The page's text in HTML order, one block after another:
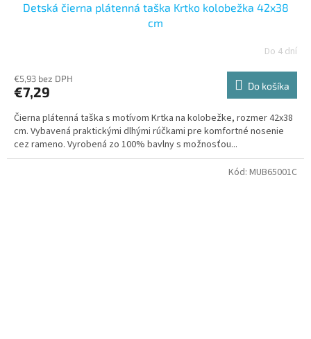
Detská čierna plátenná taška Krtko kolobežka 42x38
cm
Do 4 dní
€5,93 bez DPH
€7,29 Do košíka
Čierna plátenná taška s motívom Krtka na kolobežke, rozmer 42x38
cm. Vybavená praktickými dlhými rúčkami pre komfortné nosenie
cez rameno. Vyrobená zo 100% bavlny s možnosťou...
Kód: MUB65001C